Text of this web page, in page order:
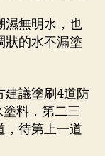
濕無明水，也
狀的水不漏塗
建議塗刷4道防
料，第二三
，待第上一道